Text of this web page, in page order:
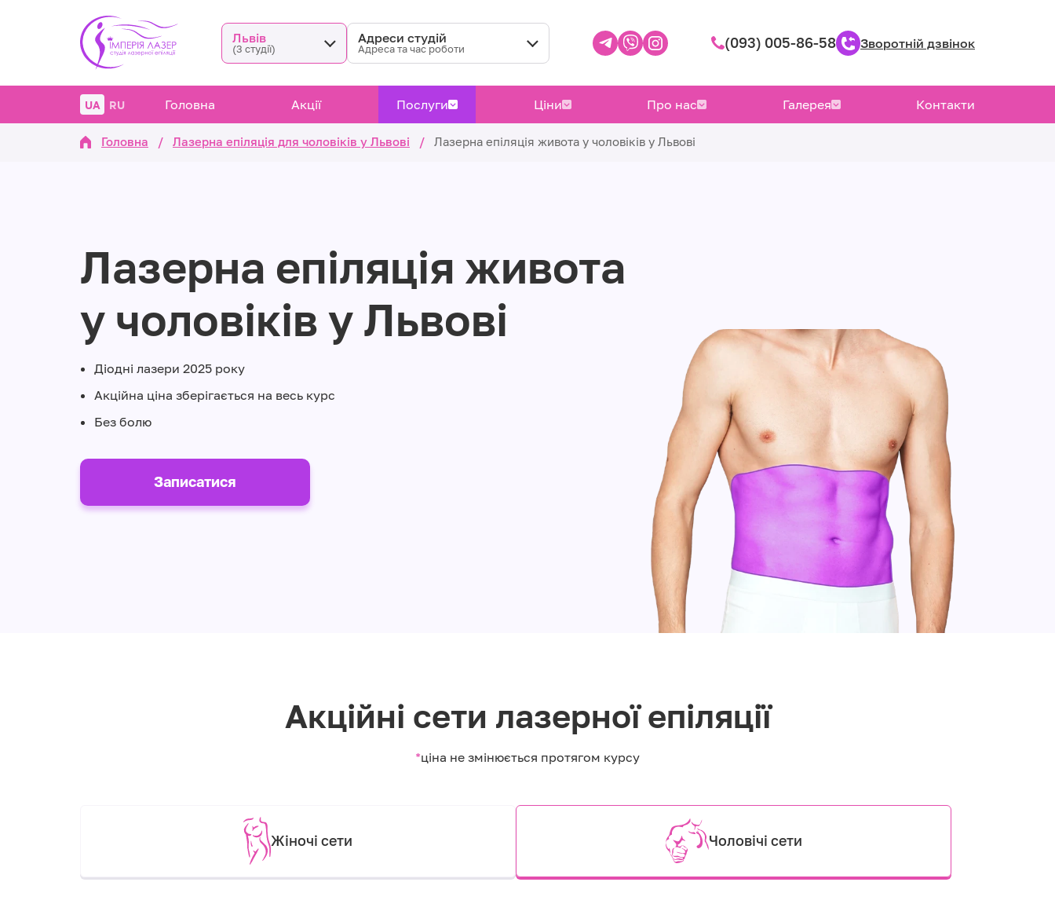
Львів
(3 студії)
Адреси студій
Адреса та час роботи (093) 005-86-58 Зворотній дзвінок
UA RU Головна Акції Послуги Ціни Про нас Галерея Контакти
Головна / Лазерна епіляція для чоловіків у Львові / Лазерна епіляція живота у чоловіків у Львові
Лазерна епіляція живота
у чоловіків у Львові
Діодні лазери 2025 року
Акційна ціна зберігається на весь курс
Без болю
Записатися
Акційні сети лазерної епіляції
*ціна не змінюється протягом курсу
Жіночі сети Чоловічі сети